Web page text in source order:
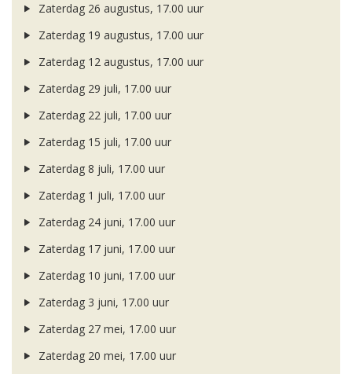
Zaterdag 26 augustus, 17.00 uur
Zaterdag 19 augustus, 17.00 uur
Zaterdag 12 augustus, 17.00 uur
Zaterdag 29 juli, 17.00 uur
Zaterdag 22 juli, 17.00 uur
Zaterdag 15 juli, 17.00 uur
Zaterdag 8 juli, 17.00 uur
Zaterdag 1 juli, 17.00 uur
Zaterdag 24 juni, 17.00 uur
Zaterdag 17 juni, 17.00 uur
Zaterdag 10 juni, 17.00 uur
Zaterdag 3 juni, 17.00 uur
Zaterdag 27 mei, 17.00 uur
Zaterdag 20 mei, 17.00 uur